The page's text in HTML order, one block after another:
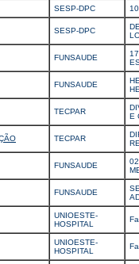
SESP-DPC
SESP-DPC
FUNSAUDE
FUNSAUDE
TECPAR
E
TECPAR
FUNSAUDE
FUNSAUDE
UNIOESTE-
HOSPITAL
UNIOESTE-
HOSPITAL